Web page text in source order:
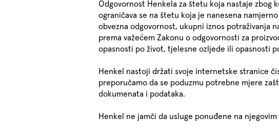
Odgovornost Henkela za štetu koja nastaje
ograničava se na štetu koja je nanesena
obvezna odgovornost, ukupni iznos potraživanja
prema važećem Zakonu o odgovornosti za
opasnosti po život, tjelesne ozljede ili opasnosti
Henkel nastoji držati svoje internetske stranice
preporučamo da se poduzmu potrebne mjere
dokumenata i podataka.
Henkel ne jamči da usluge ponuđene na